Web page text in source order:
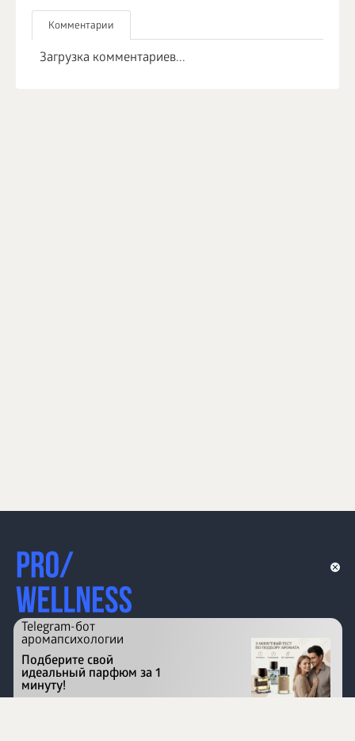
Комментарии
Загрузка комментариев...
Перейти на сайт
Telegram-бот
аромапсихологии
Подберите свой
идеальный парфюм за 1
минуту!